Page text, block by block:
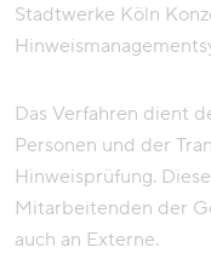
Stadtwerke Köln
Das Verfahren dient
Personen und der
Hinweisprüfung.
Mitarbeitenden der
auch an Externe.